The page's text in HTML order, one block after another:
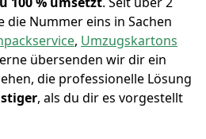
die Nummer eins in Sachen
, Umzugskartons
übersenden wir dir ein
die professionelle Lösung
, als du dir es vorgestellt